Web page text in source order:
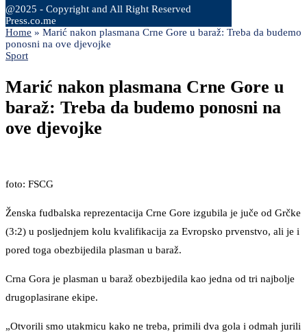
@2025 - Copyright and All Right Reserved
Press.co.me
Home » Marić nakon plasmana Crne Gore u baraž: Treba da budemo
ponosni na ove djevojke
Sport
Marić nakon plasmana Crne Gore u
baraž: Treba da budemo ponosni na
ove djevojke
foto: FSCG
Ženska fudbalska reprezentacija Crne Gore izgubila je juče od Grčke
(3:2) u posljednjem kolu kvalifikacija za Evropsko prvenstvo, ali je i
pored toga obezbijedila plasman u baraž.
Crna Gora je plasman u baraž obezbijedila kao jedna od tri najbolje
drugoplasirane ekipe.
„Otvorili smo utakmicu kako ne treba, primili dva gola i odmah jurili